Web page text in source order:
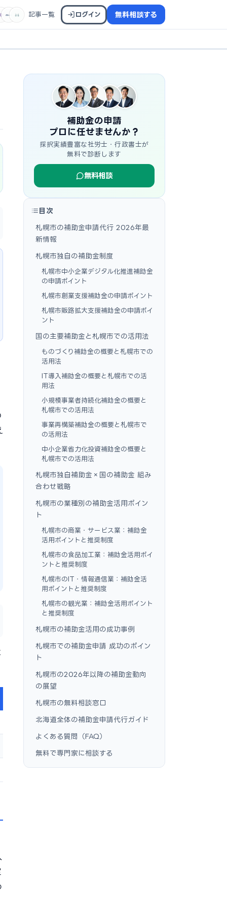
記事一覧 ログイン 無料相談する
補助金の申請
プロに任せませんか？
採択実績豊富な社労士・行政書士が
無料で診断します
無料相談
目次
札幌市の補助金申請代行 2026年最
新情報
札幌市独自の補助金制度
札幌市中小企業デジタル化推進補助金
の申請ポイント
札幌市創業支援補助金の申請ポイント
札幌市販路拡大支援補助金の申請ポイ
ント
国の主要補助金と札幌市での活用法
ものづくり補助金の概要と札幌市での
活用法
IT導入補助金の概要と札幌市での活
用法
小規模事業者持続化補助金の概要と
札幌市での活用法
事業再構築補助金の概要と札幌市で
の活用法
中小企業省力化投資補助金の概要と
札幌市での活用法
札幌市独自補助金×国の補助金 組み
合わせ戦略
札幌市の業種別の補助金活用ポイン
ト
札幌市の商業・サービス業：補助金
活用ポイントと推奨制度
札幌市の食品加工業：補助金活用ポイ
ントと推奨制度
札幌市のIT・情報通信業：補助金活
用ポイントと推奨制度
札幌市の観光業：補助金活用ポイント
と推奨制度
札幌市の補助金活用の成功事例
札幌市での補助金申請 成功のポイン
ト
札幌市の2026年以降の補助金動向
の展望
札幌市の無料相談窓口
北海道全体の補助金申請代行ガイド
よくある質問（FAQ）
無料で専門家に相談する